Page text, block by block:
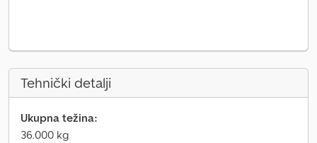
Tehnički detalji
Ukupna težina:
36.000 kg